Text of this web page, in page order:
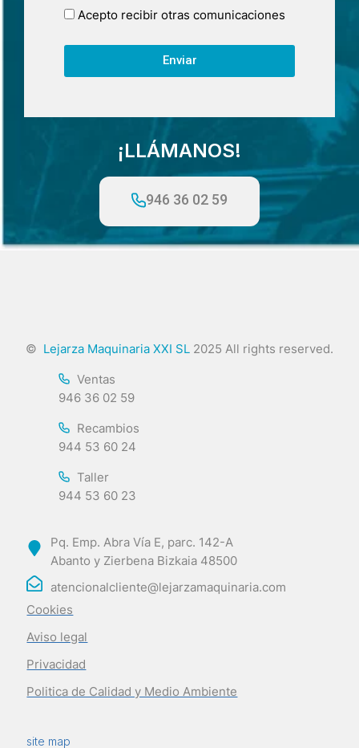
Acepto recibir otras comunicaciones
Enviar
¡LLÁMANOS!
946 36 02 59
© Lejarza Maquinaria XXI SL 2025 All rights reserved.
Ventas
946 36 02 59
Recambios
944 53 60 24
Taller
944 53 60 23
Pq. Emp. Abra Vía E, parc. 142-A
Abanto y Zierbena Bizkaia 48500
atencionalcliente@lejarzamaquinaria.com
Cookies
Aviso legal
Privacidad
Politica de Calidad y Medio Ambiente
site map